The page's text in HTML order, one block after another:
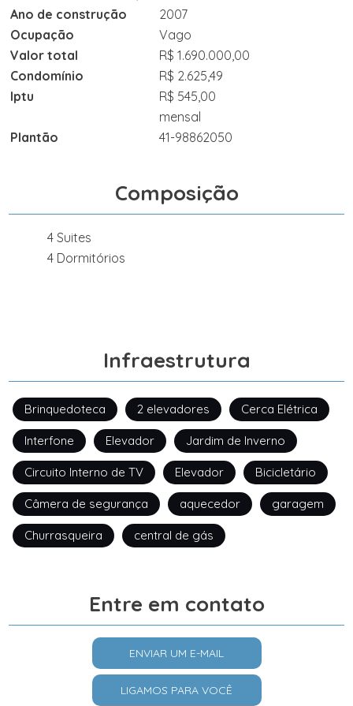
Ano de construção
2007
Ocupação
Vago
Valor total
R$ 1.690.000,00
Condomínio
R$ 2.625,49
Iptu
R$ 545,00
mensal
Plantão
41-98862050
Composição
4 Suites
4 Dormitórios
Infraestrutura
Brinquedoteca 2 elevadores Cerca Elétrica
Interfone Elevador Jardim de Inverno
Circuito Interno de TV Elevador Bicicletário
Câmera de segurança aquecedor garagem
Churrasqueira central de gás
Entre em contato
ENVIAR UM E-MAIL
LIGAMOS PARA VOCÊ